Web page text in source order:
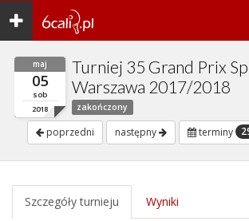
Toggle
navigation
maj
05
sob
2018
Turniej 35 Grand Prix
Warszawa 2017/2018
zakończony
poprzedni następny terminy
Szczegóły turnieju Wyniki